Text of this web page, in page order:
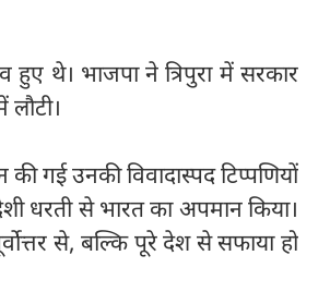
हुए थे। भाजपा ने त्रिपुरा में सरकार
की गई उनकी विवादास्पद टिप्पणियों
धरती से भारत का अपमान किया।
से, बल्कि पूरे देश से सफाया हो